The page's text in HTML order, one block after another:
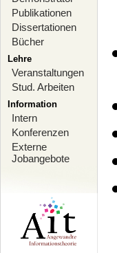
Publikationen
Dissertationen
Bücher
Lehre
Veranstaltungen
Stud. Arbeiten
Information
Intern
Konferenzen
Externe
Jobangebote